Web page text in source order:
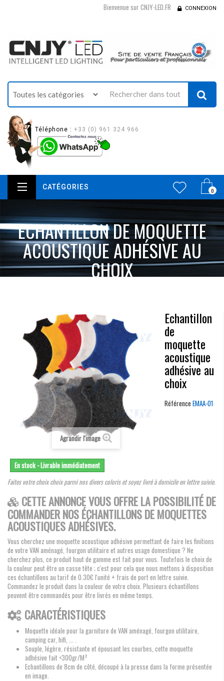
Bienvenue sur CNJY-LED.FR CONNEXION
Téléphone : +33 (0) 961 324 966
0
CATÉGORIES
ECHANTILLON DE MOQUETTE
ACOUSTIQUE ADHÉSIVE AU
CHOIX
Agrandir l'image
Echantillon
de
moquette
acoustique
adhésive au
choix
Référence EMAA-01
En stock - Livrable immédiatement
Faites votre choix choix parmi nos divers coloris et soyez livré à domicile en lettre suivie.
CETTE ANNONCE VOUS OFFRE LA POSSIBILITÉ DE
COMMANDER NOS ÉCHANTILLONS DE MOQUETTES
ACOUSTIQUES ADHÉSIVES.
Vous cherchez une moquette acoustique adhésive permettant de faire les finitions
de votre VAN aménagé, fourgon utilitaire et autres usage domestique ? Ne
cherchez plus, ce produit haut de gamme est fait pour vous. Toutefois le choix de
la couleur peut être un casse tête ; c'est pour cela que nous mettons à disposition
ces échantillons au tarif de 0.30€ l'unité + frais de port en lettre suivie.
Commandez le produit dans la couleur de votre choix. Plusieurs échantillons
peuvent être commandés pour être livrés en même temps.
CARACTÉRISTIQUES
Moquette idéale pour la garniture de VAN aménagé, fourgon utilitaire,
camping car, hifi, ... .
Souple, légère, résistante et épousant les courbes, cette moquette
adhésive fait <300gr/M²
Echantillons de 8cm de côté, découpé à la presse dans la forme présentée
en image.